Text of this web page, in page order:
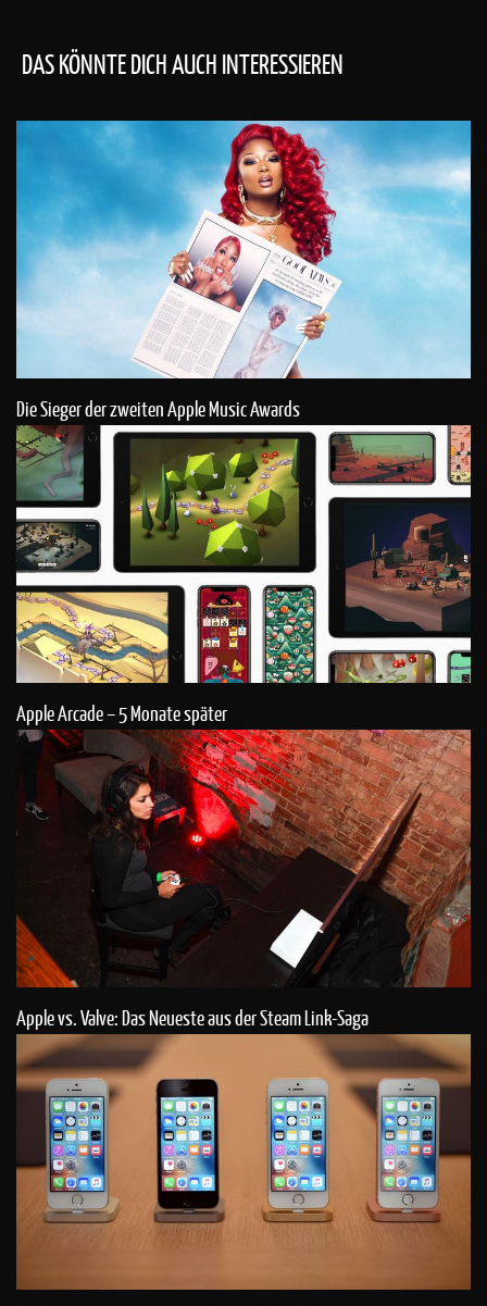
DAS KÖNNTE DICH AUCH INTERESSIEREN
Die Sieger der zweiten Apple Music Awards
Apple Arcade – 5 Monate später
Apple vs. Valve: Das Neueste aus der Steam Link-Saga